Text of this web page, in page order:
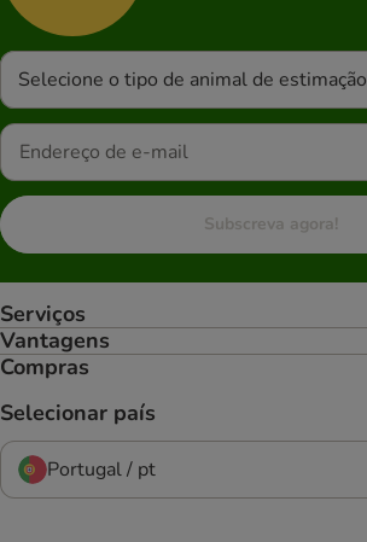
Selecione o tipo de animal de estimação
Subscreva agora!
Serviços
Vantagens
Compras
Selecionar país
Portugal / pt